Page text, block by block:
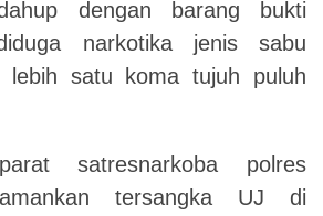
dengan barang bukti
narkotika jenis sabu
lebih satu koma tujuh puluh
satresnarkoba polres
tersangka UJ di